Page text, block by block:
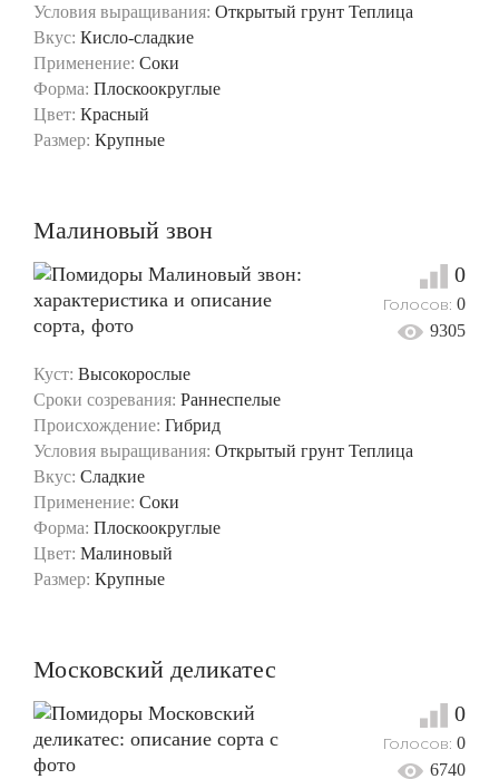
Условия выращивания: Открытый грунт Теплица
Вкус: Кисло-сладкие
Применение: Соки
Форма: Плоскоокруглые
Цвет: Красный
Размер: Крупные
Малиновый звон
Куст: Высокорослые
Сроки созревания: Раннеспелые
Происхождение: Гибрид
Условия выращивания: Открытый грунт Теплица
Вкус: Сладкие
Применение: Соки
Форма: Плоскоокруглые
Цвет: Малиновый
Размер: Крупные
0
Голосов: 0
9305
Московский деликатес
0
Голосов: 0
6740